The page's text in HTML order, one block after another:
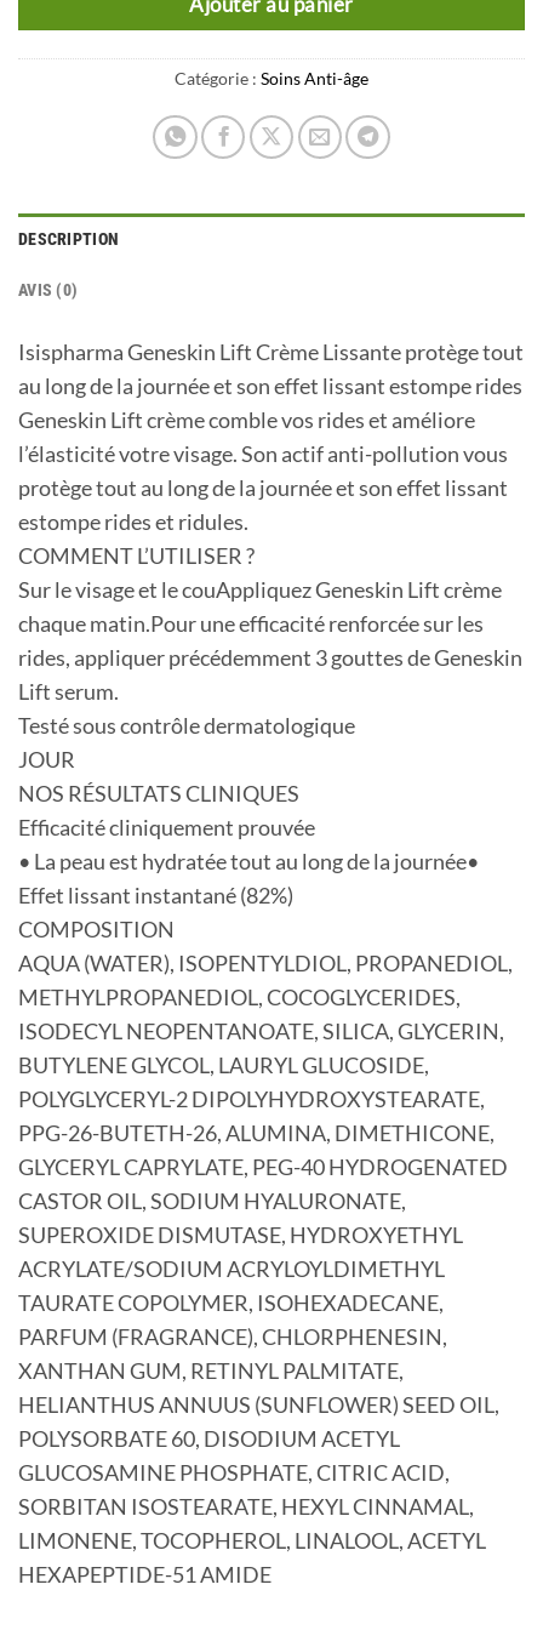
Catégorie : Soins Anti-âge
DESCRIPTION
AVIS (0)
Isispharma Geneskin Lift Crème Lissante protège tout
au long de la journée et son effet lissant estompe rides
Geneskin Lift crème comble vos rides et améliore
l’élasticité votre visage. Son actif anti-pollution vous
protège tout au long de la journée et son effet lissant
estompe rides et ridules.
COMMENT L’UTILISER ?
Sur le visage et le couAppliquez Geneskin Lift crème
chaque matin.Pour une efficacité renforcée sur les
rides, appliquer précédemment 3 gouttes de Geneskin
Lift serum.
Testé sous contrôle dermatologique
JOUR
NOS RÉSULTATS CLINIQUES
Efficacité cliniquement prouvée
• La peau est hydratée tout au long de la journée•
Effet lissant instantané (82%)
COMPOSITION
AQUA (WATER), ISOPENTYLDIOL, PROPANEDIOL,
METHYLPROPANEDIOL, COCOGLYCERIDES,
ISODECYL NEOPENTANOATE, SILICA, GLYCERIN,
BUTYLENE GLYCOL, LAURYL GLUCOSIDE,
POLYGLYCERYL-2 DIPOLYHYDROXYSTEARATE,
PPG-26-BUTETH-26, ALUMINA, DIMETHICONE,
GLYCERYL CAPRYLATE, PEG-40 HYDROGENATED
CASTOR OIL, SODIUM HYALURONATE,
SUPEROXIDE DISMUTASE, HYDROXYETHYL
ACRYLATE/SODIUM ACRYLOYLDIMETHYL
TAURATE COPOLYMER, ISOHEXADECANE,
PARFUM (FRAGRANCE), CHLORPHENESIN,
XANTHAN GUM, RETINYL PALMITATE,
HELIANTHUS ANNUUS (SUNFLOWER) SEED OIL,
POLYSORBATE 60, DISODIUM ACETYL
GLUCOSAMINE PHOSPHATE, CITRIC ACID,
SORBITAN ISOSTEARATE, HEXYL CINNAMAL,
LIMONENE, TOCOPHEROL, LINALOOL, ACETYL
HEXAPEPTIDE-51 AMIDE